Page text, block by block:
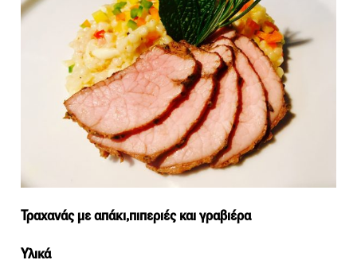
Τραχανάς με απάκι,πιπεριές και γραβιέρα
Υλικά